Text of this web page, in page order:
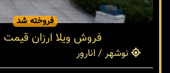
فروخته شد
فروش ویلا ارزان قیمت
نوشهر / انارور